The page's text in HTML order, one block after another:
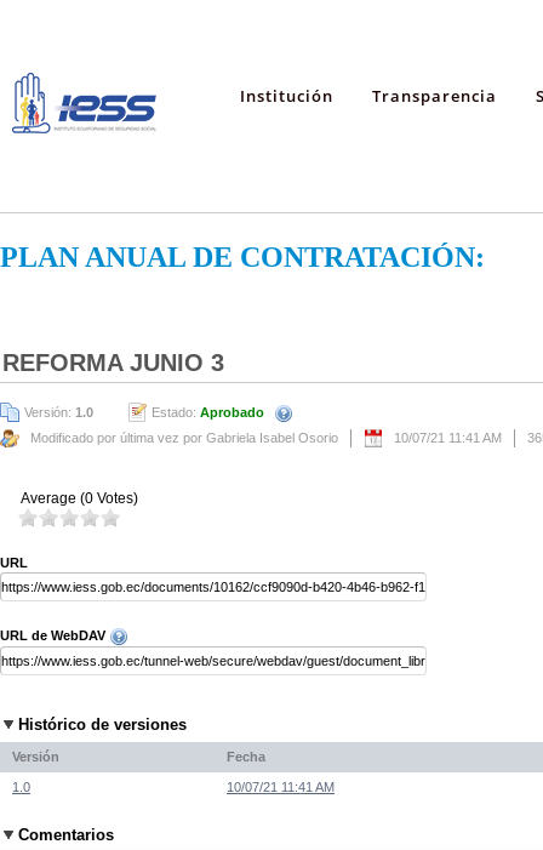
Institución Transparencia
PLAN ANUAL DE CONTRATACIÓN:
REFORMA JUNIO 3
Versión: 1.0 Estado: Aprobado
Modificado por última vez por Gabriela Isabel Osorio
10/07/21 11:41 AM
Average (0 Votes)
URL
URL de WebDAV
Histórico de versiones
Versión Fecha
1.0 10/07/21 11:41 AM
Comentarios